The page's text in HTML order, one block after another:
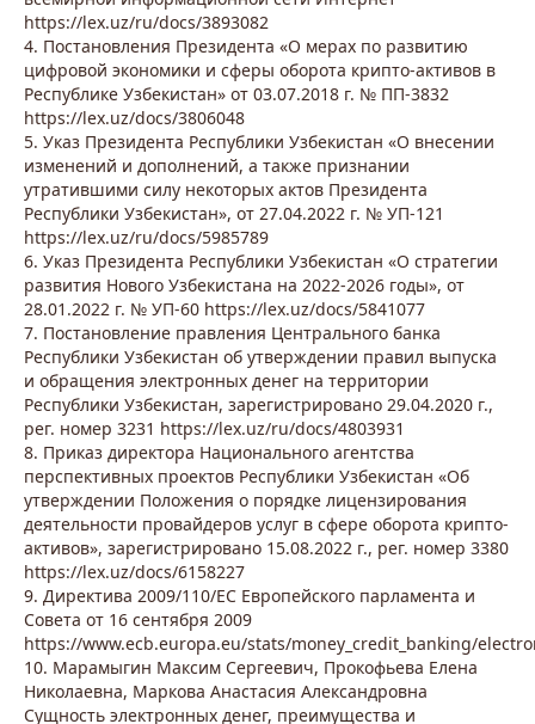
https://lex.uz/ru/docs/3893082
4. Постановления Президента «О мерах по развитию
цифровой экономики и сферы оборота крипто-активов в
Республике Узбекистан» от 03.07.2018 г. № ПП-3832
https://lex.uz/docs/3806048
5. Указ Президента Республики Узбекистан «О внесении
изменений и дополнений, а также признании
утратившими силу некоторых актов Президента
Республики Узбекистан», от 27.04.2022 г. № УП-121
https://lex.uz/ru/docs/5985789
6. Указ Президента Республики Узбекистан «О стратегии
развития Нового Узбекистана на 2022-2026 годы», от
28.01.2022 г. № УП-60 https://lex.uz/docs/5841077
7. Постановление правления Центрального банка
Республики Узбекистан об утверждении правил выпуска
и обращения электронных денег на территории
Республики Узбекистан, зарегистрировано 29.04.2020 г.,
рег. номер 3231 https://lex.uz/ru/docs/4803931
8. Приказ директора Национального агентства
перспективных проектов Республики Узбекистан «Об
утверждении Положения о порядке лицензирования
деятельности провайдеров услуг в сфере оборота крипто-
активов», зарегистрировано 15.08.2022 г., рег. номер 3380
https://lex.uz/docs/6158227
9. Директива 2009/110/EC Европейского парламента и
Совета от 16 сентября 2009
https://www.ecb.europa.eu/stats/money_credit_banking/
10. Марамыгин Максим Сергеевич, Прокофьева Елена
Николаевна, Маркова Анастасия Александровна
Сущность электронных денег, преимущества и